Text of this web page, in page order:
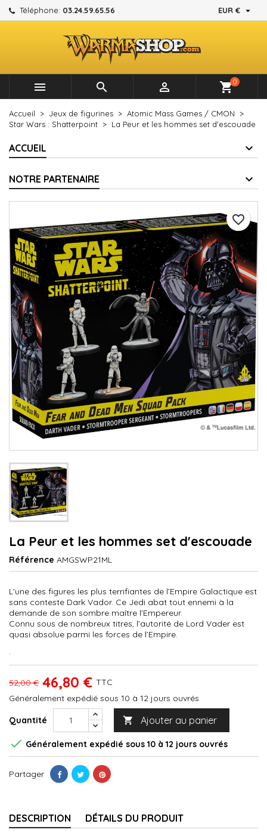
Téléphone: 03.24.59.65.56 EUR € 
   shopping_cart0
Accueil Jeux de figurines
Atomic Mass Games / CMON
Star Wars : Shatterpoint
La Peur et les hommes set d'escouade
ACCUEIL
NOTRE PARTENAIRE
La Peur et les hommes set d'escouade
Référence AMGSWP21ML
L'une des figures les plus terrifiantes de l’Empire Galactique est
sans conteste Dark Vador. Ce Jedi abat tout ennemi à la
demande de son sombre maître l'Empereur.
Connu sous de nombreux titres, l’autorité de Lord Vader est
quasi absolue parmi les forces de l’Empire.
.
52,00 € 46,80 € TTC
Généralement expédié sous 10 à 12 jours ouvrés
Quantité  Ajouter au panier
favorite_border
 Généralement expédié sous 10 à 12 jours ouvrés
Partager
DESCRIPTION DÉTAILS DU PRODUIT
Mes listes d'envies ×
Créer une nouvelle liste
Créer une liste d'envies ×
Nom de la liste d'envies
Annuler Créer une liste d'envies
Connexion ×
Vous devez être connecté pour ajouter des produits à
votre liste d'envies.